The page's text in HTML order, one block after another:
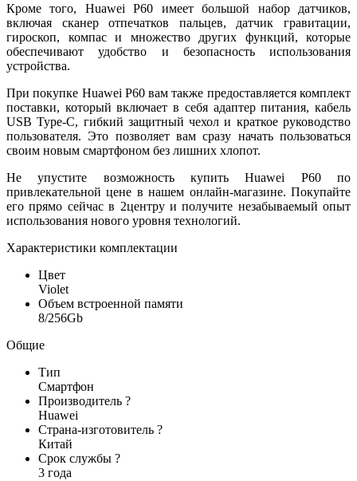
Кроме того, Huawei P60 имеет большой набор датчиков,
включая сканер отпечатков пальцев, датчик гравитации,
гироскоп, компас и множество других функций, которые
обеспечивают удобство и безопасность использования
устройства.
При покупке Huawei P60 вам также предоставляется комплект
поставки, который включает в себя адаптер питания, кабель
USB Type-C, гибкий защитный чехол и краткое руководство
пользователя. Это позволяет вам сразу начать пользоваться
своим новым смартфоном без лишних хлопот.
Не упустите возможность купить Huawei P60 по
привлекательной цене в нашем онлайн-магазине. Покупайте
его прямо сейчас в 2центру и получите незабываемый опыт
использования нового уровня технологий.
Характеристики комплектации
Цвет
Violet
Объем встроенной памяти
8/256Gb
Общие
Тип
Смартфон
Производитель ?
Huawei
Страна-изготовитель ?
Китай
Срок службы ?
3 года